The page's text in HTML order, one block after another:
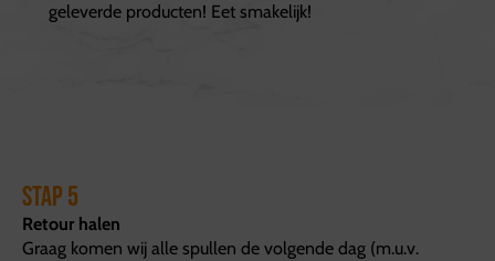
geleverde producten! Eet smakelijk!
Stap 5
Retour halen
Graag komen wij alle spullen de volgende dag (m.u.v.